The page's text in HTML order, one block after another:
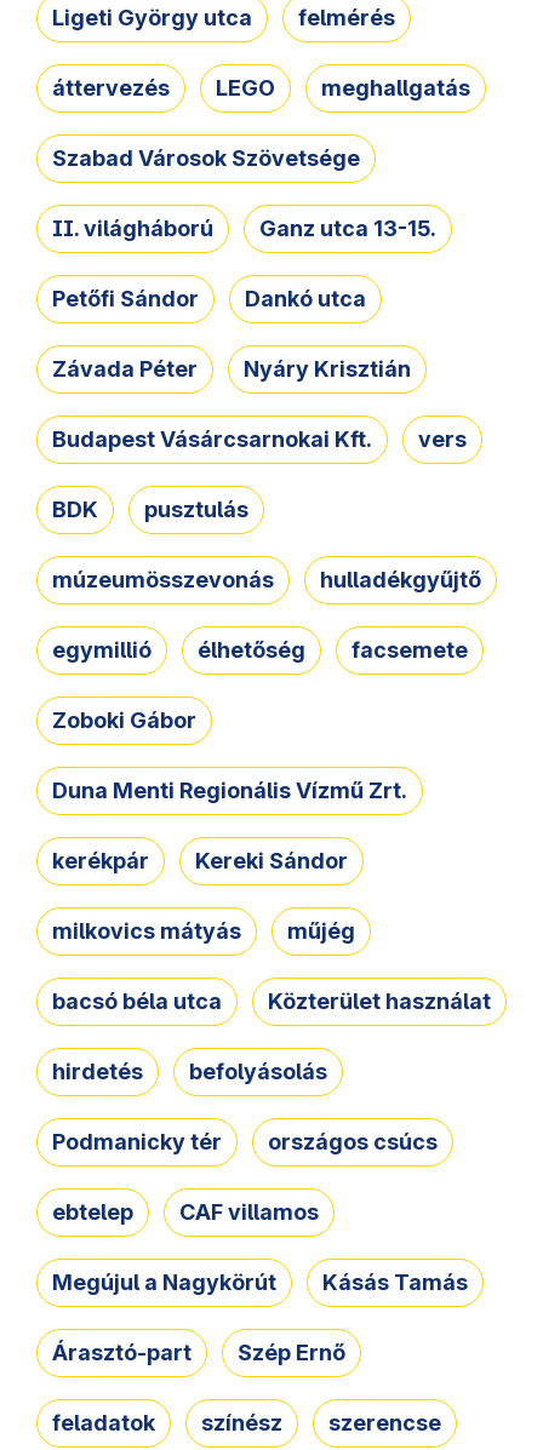
Ligeti György utca felmérés
áttervezés LEGO meghallgatás
Szabad Városok Szövetsége
II. világháború Ganz utca 13-15.
Petőfi Sándor Dankó utca
Závada Péter Nyáry Krisztián
Budapest Vásárcsarnokai Kft. vers
BDK pusztulás
múzeumösszevonás hulladékgyűjtő
egymillió élhetőség facsemete
Zoboki Gábor
Duna Menti Regionális Vízmű Zrt.
kerékpár Kereki Sándor
milkovics mátyás műjég
bacsó béla utca Közterület használat
hirdetés befolyásolás
Podmanicky tér országos csúcs
ebtelep CAF villamos
Megújul a Nagykörút Kásás Tamás
Árasztó-part Szép Ernő
feladatok színész szerencse